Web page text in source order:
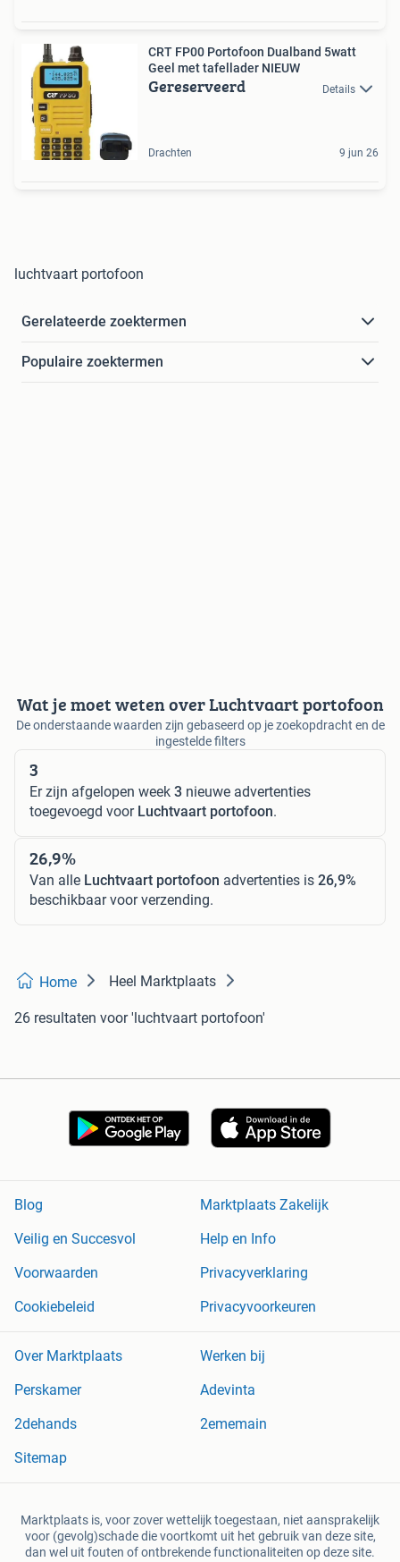
CRT FP00 Portofoon Dualband 5watt
Geel met tafellader NIEUW
Gereserveerd Details
Drachten 9 jun 26
luchtvaart portofoon
Gerelateerde zoektermen
Populaire zoektermen
Wat je moet weten over Luchtvaart portofoon
De onderstaande waarden zijn gebaseerd op je zoekopdracht en de
ingestelde filters
3
Er zijn afgelopen week 3 nieuwe advertenties
toegevoegd voor Luchtvaart portofoon.
26,9%
Van alle Luchtvaart portofoon advertenties is 26,9%
beschikbaar voor verzending.
Home Heel Marktplaats
26 resultaten voor 'luchtvaart portofoon'
Blog
Marktplaats Zakelijk
Veilig en Succesvol
Help en Info
Voorwaarden
Privacyverklaring
Cookiebeleid
Privacyvoorkeuren
Over Marktplaats
Werken bij
Perskamer
Adevinta
2dehands
2ememain
Sitemap
Marktplaats is, voor zover wettelijk toegestaan, niet aansprakelijk
voor (gevolg)schade die voortkomt uit het gebruik van deze site,
dan wel uit fouten of ontbrekende functionaliteiten op deze site.